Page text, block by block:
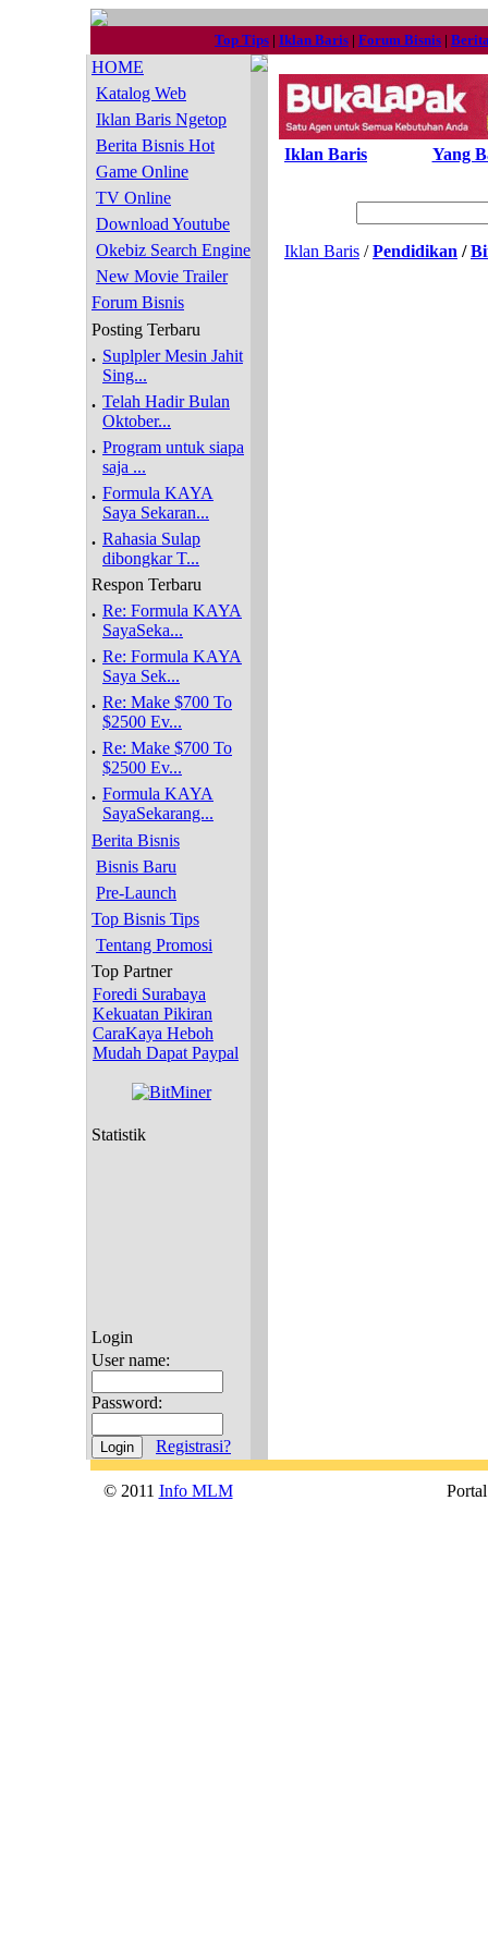
Top Tips | Iklan Baris | Forum Bisnis |
HOME
Katalog Web
Iklan Baris Ngetop
Berita Bisnis Hot
Game Online
TV Online
Download Youtube
Okebiz Search Engine
New Movie Trailer
Forum Bisnis
Posting Terbaru
. Suplpler Mesin Jahit
Sing...
. Telah Hadir Bulan
Oktober...
. Program untuk siapa
saja ...
. Formula KAYA
Saya Sekaran...
. Rahasia Sulap
dibongkar T...
Respon Terbaru
. Re: Formula KAYA
SayaSeka...
. Re: Formula KAYA
Saya Sek...
. Re: Make $700 To
$2500 Ev...
. Re: Make $700 To
$2500 Ev...
. Formula KAYA
SayaSekarang...
Berita Bisnis
Bisnis Baru
Pre-Launch
Top Bisnis Tips
Tentang Promosi
Top Partner
Foredi Surabaya
Kekuatan Pikiran
CaraKaya Heboh
Mudah Dapat Paypal
Statistik
Login
User name:
Password:
Registrasi?
Iklan Baris Yang
Iklan Baris /Pendidikan /
© 2011 Info MLM